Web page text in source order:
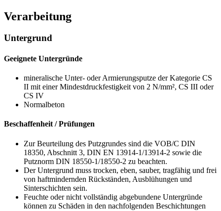
Verarbeitung
Untergrund
Geeignete Untergründe
mineralische Unter- oder Armierungsputze der Kategorie CS
II mit einer Mindestdruckfestigkeit von 2 N/mm², CS III oder
CS IV
Normalbeton
Beschaffenheit / Prüfungen
Zur Beurteilung des Putzgrundes sind die VOB/C DIN
18350, Abschnitt 3, DIN EN 13914-1/13914-2 sowie die
Putznorm DIN 18550-1/18550-2 zu beachten.
Der Untergrund muss trocken, eben, sauber, tragfähig und frei
von haftmindernden Rückständen, Ausblühungen und
Sinterschichten sein.
Feuchte oder nicht vollständig abgebundene Untergründe
können zu Schäden in den nachfolgenden Beschichtungen